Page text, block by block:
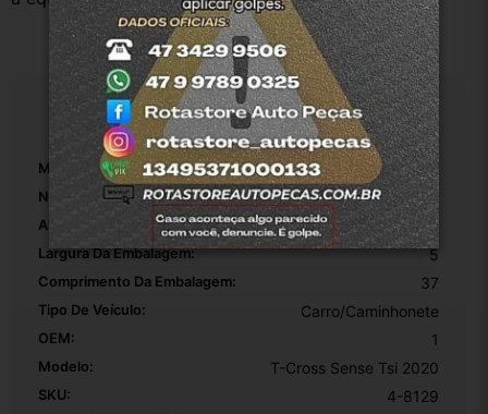
Especificações
Marca: Volkswagen
Número De Peça: 1
Altura Da Embalagem: 5
Largura Da Embalagem: 5
Comprimento Da Embalagem: 37
Tipo De Veículo: Carro/Caminhonete
OEM: 1
Modelo: T-Cross Sense Tsi 2020
SKU: 4-8129